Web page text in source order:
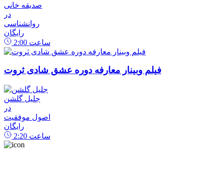
صدیقه خانی
در
روانشناسی
رایگان
2:00 ساعت
فیلم وبینار معارفه دوره عشق شادی ثروت
جلیل گلشن
در
اصول موفقیت
رایگان
2:20 ساعت